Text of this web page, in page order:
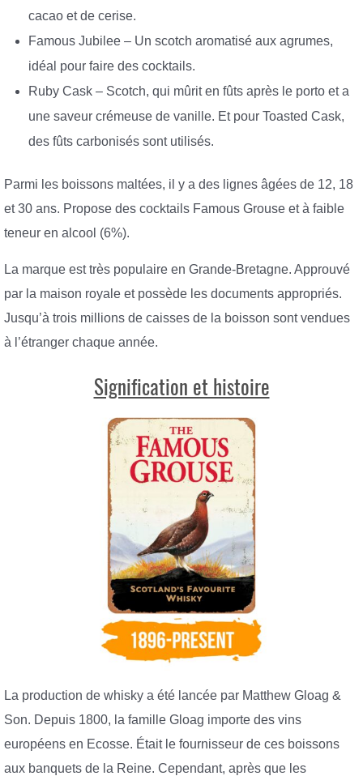
cacao et de cerise.
Famous Jubilee – Un scotch aromatisé aux agrumes,
idéal pour faire des cocktails.
Ruby Cask – Scotch, qui mûrit en fûts après le porto et a
une saveur crémeuse de vanille. Et pour Toasted Cask,
des fûts carbonisés sont utilisés.
Parmi les boissons maltées, il y a des lignes âgées de 12, 18
et 30 ans. Propose des cocktails Famous Grouse et à faible
teneur en alcool (6%).
La marque est très populaire en Grande-Bretagne. Approuvé
par la maison royale et possède les documents appropriés.
Jusqu’à trois millions de caisses de la boisson sont vendues
à l’étranger chaque année.
Signification et histoire
La production de whisky a été lancée par Matthew Gloag &
Son. Depuis 1800, la famille Gloag importe des vins
européens en Ecosse. Était le fournisseur de ces boissons
aux banquets de la Reine. Cependant, après que les